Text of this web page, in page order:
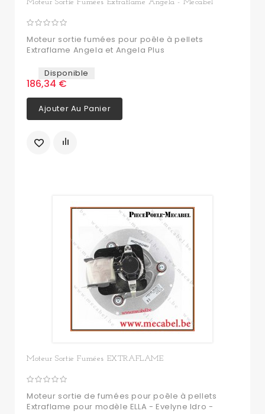
Moteur Sortie Fumées Extraflame Angela - Mecabel
Moteur sortie fumées pour poêle à pellets
Extraflame Angela et Angela Plus
Disponible
186,34 €
Ajouter Au Panier
Moteur Sortie Fumées EXTRAFLAME
Moteur sortie de fumées pour poêle à pellets
Extraflame pour modèle ELLA - Evelyne Idro -